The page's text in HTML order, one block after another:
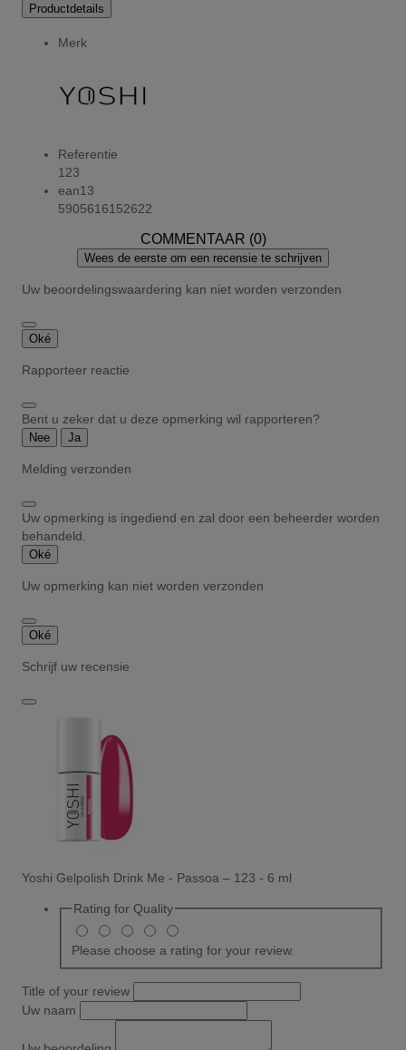
Productdetails
Merk
Referentie
123
ean13
5905616152622
COMMENTAAR (0)
Wees de eerste om een recensie te schrijven
Uw beoordelingswaardering kan niet worden verzonden
Oké
Rapporteer reactie
Bent u zeker dat u deze opmerking wil rapporteren?
Nee Ja
Melding verzonden
Uw opmerking is ingediend en zal door een beheerder worden
behandeld.
Oké
Uw opmerking kan niet worden verzonden
Oké
Schrijf uw recensie
Yoshi Gelpolish Drink Me - Passoa – 123 - 6 ml
Rating for Quality
Please choose a rating for your review.
Title of your review
Uw naam